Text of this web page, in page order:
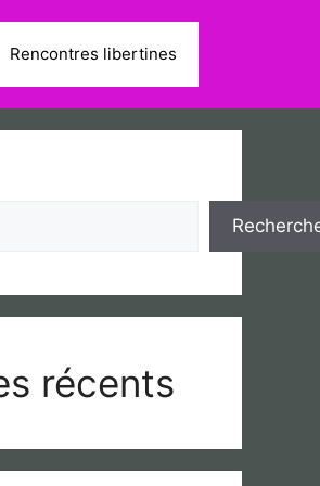
Rencontres libertines
récents